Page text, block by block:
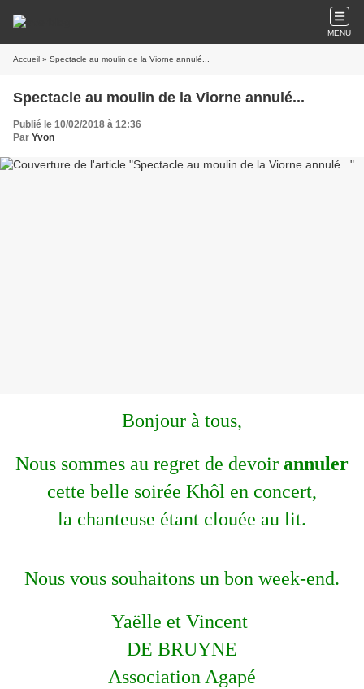
MENU
Accueil » Spectacle au moulin de la Viorne annulé...
Spectacle au moulin de la Viorne annulé...
Publié le 10/02/2018 à 12:36
Par Yvon
Bonjour à tous,
Nous sommes au regret de devoir annuler
cette belle soirée Khôl en concert,
la chanteuse étant clouée au lit.
Nous vous souhaitons un bon week-end.
Yaëlle ​et Vincent ​
DE BRUYNE
​Association Agapé​